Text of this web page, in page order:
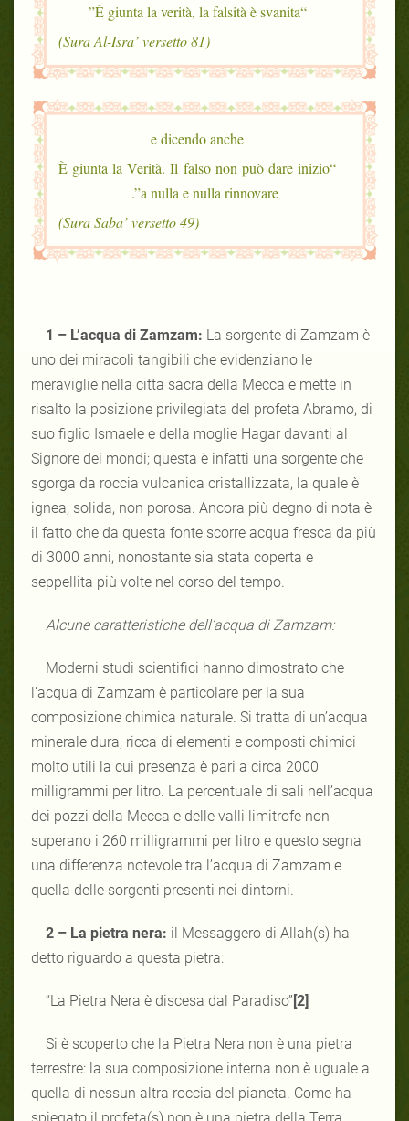
“È giunta la verità, la falsità è svanita”
(Sura Al-Isra’ versetto 81)
e dicendo anche
“È giunta la Verità. Il falso non può dare inizio
a nulla e nulla rinnovare”.
(Sura Saba’ versetto 49)
1 – L’acqua di Zamzam: La sorgente di Zamzam è
uno dei miracoli tangibili che evidenziano le
meraviglie nella citta sacra della Mecca e mette in
risalto la posizione privilegiata del profeta Abramo, di
suo figlio Ismaele e della moglie Hagar davanti al
Signore dei mondi; questa è infatti una sorgente che
sgorga da roccia vulcanica cristallizzata, la quale è
ignea, solida, non porosa. Ancora più degno di nota è
il fatto che da questa fonte scorre acqua fresca da più
di 3000 anni, nonostante sia stata coperta e
seppellita più volte nel corso del tempo.
Alcune caratteristiche dell’acqua di Zamzam:
Moderni studi scientifici hanno dimostrato che
l’acqua di Zamzam è particolare per la sua
composizione chimica naturale. Si tratta di un’acqua
minerale dura, ricca di elementi e composti chimici
molto utili la cui presenza è pari a circa 2000
milligrammi per litro. La percentuale di sali nell’acqua
dei pozzi della Mecca e delle valli limitrofe non
superano i 260 milligrammi per litro e questo segna
una differenza notevole tra l’acqua di Zamzam e
quella delle sorgenti presenti nei dintorni.
2 – La pietra nera: il Messaggero di Allah(s) ha
detto riguardo a questa pietra:
“La Pietra Nera è discesa dal Paradiso” [2]
Si è scoperto che la Pietra Nera non è una pietra
terrestre: la sua composizione interna non è uguale a
quella di nessun altra roccia del pianeta. Come ha
spiegato il profeta(s) non è una pietra della Terra.